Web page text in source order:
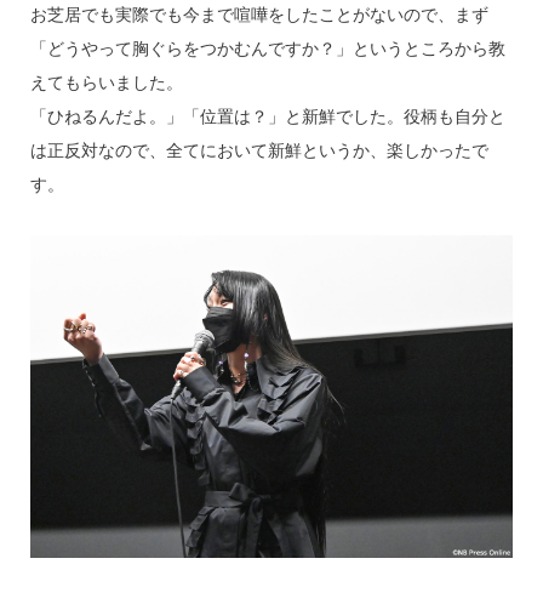
お芝居でも実際でも今まで喧嘩をしたことがないので、まず
「どうやって胸ぐらをつかむんですか？」というところから教
えてもらいました。
「ひねるんだよ。」「位置は？」と新鮮でした。役柄も自分と
は正反対なので、全てにおいて新鮮というか、楽しかったで
す。